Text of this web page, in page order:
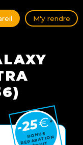
M'y rendre
-25€*
BONUS
RÉPARATION